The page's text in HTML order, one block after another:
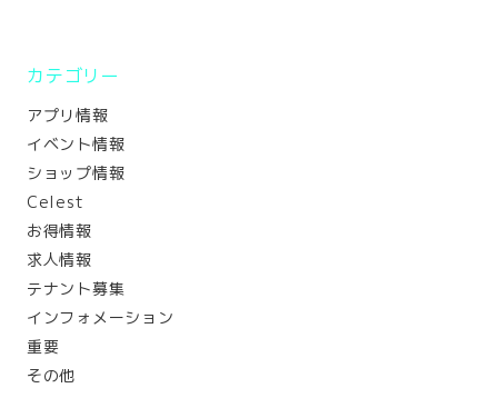
カテゴリー
アプリ情報
イベント情報
ショップ情報
Celest
お得情報
求人情報
テナント募集
インフォメーション
重要
その他